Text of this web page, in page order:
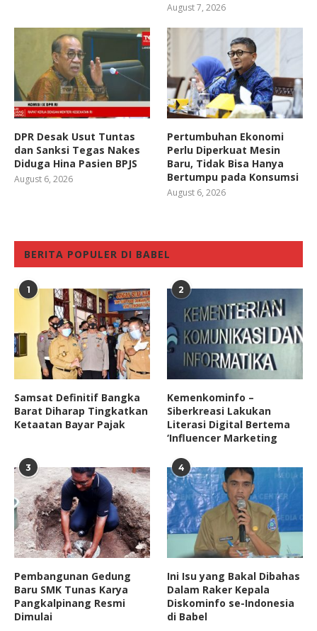
August 7, 2026
DPR Desak Usut Tuntas
dan Sanksi Tegas Nakes
Diduga Hina Pasien BPJS
August 6, 2026
Pertumbuhan Ekonomi
Perlu Diperkuat Mesin
Baru, Tidak Bisa Hanya
Bertumpu pada Konsumsi
August 6, 2026
BERITA POPULER DI BABEL
1
Samsat Definitif Bangka
Barat Diharap Tingkatkan
Ketaatan Bayar Pajak
2
Kemenkominfo –
Siberkreasi Lakukan
Literasi Digital Bertema
‘Influencer Marketing
3
Pembangunan Gedung
Baru SMK Tunas Karya
Pangkalpinang Resmi
Dimulai
4
Ini Isu yang Bakal Dibahas
Dalam Raker Kepala
Diskominfo se-Indonesia
di Babel